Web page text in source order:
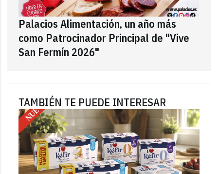
Palacios Alimentación, un año más
como Patrocinador Principal de "Vive
San Fermín 2026"
TAMBIÉN TE PUEDE INTERESAR